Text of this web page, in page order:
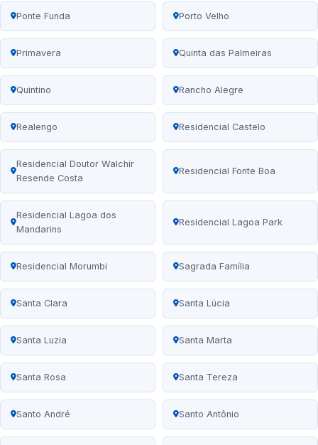
Ponte Funda Porto Velho
Primavera Quinta das Palmeiras
Quintino Rancho Alegre
Realengo Residencial Castelo
Residencial Doutor Walchir
Resende Costa
Residencial Fonte Boa
Residencial Lagoa dos
Mandarins
Residencial Lagoa Park
Residencial Morumbi Sagrada Família
Santa Clara Santa Lúcia
Santa Luzia Santa Marta
Santa Rosa Santa Tereza
Santo André Santo Antônio